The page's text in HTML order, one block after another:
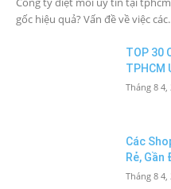
gốc hiệu quả? Vấn đề về việc
TOP 30
TPHCM
Tháng 8 4,
Các
Rẻ, Gần
Tháng 8 4,